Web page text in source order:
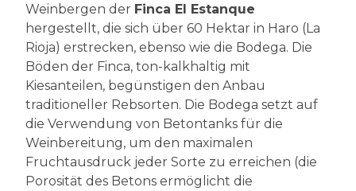
Weinbergen der Finca El Estanque
hergestellt, die sich über 60 Hektar in Haro (La
Rioja) erstrecken, ebenso wie die Bodega. Die
Böden der Finca, ton-kalkhaltig mit
Kiesanteilen, begünstigen den Anbau
traditioneller Rebsorten. Die Bodega setzt auf
die Verwendung von Betontanks für die
Weinbereitung, um den maximalen
Fruchtausdruck jeder Sorte zu erreichen (die
Porosität des Betons ermöglicht die